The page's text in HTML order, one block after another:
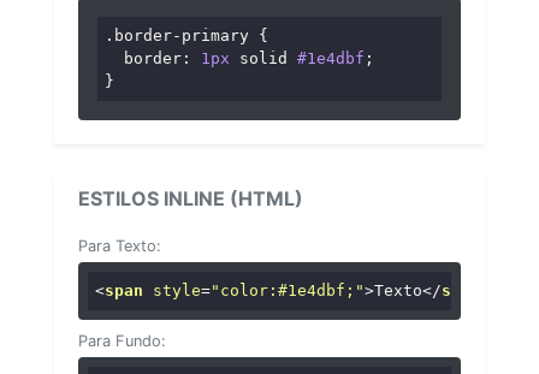
.border-primary {
border : 1px solid #1e4dbf ;
}
ESTILOS INLINE (HTML)
Para Texto:
<span style="color:#1e4dbf;">Texto</span
Para Fundo: